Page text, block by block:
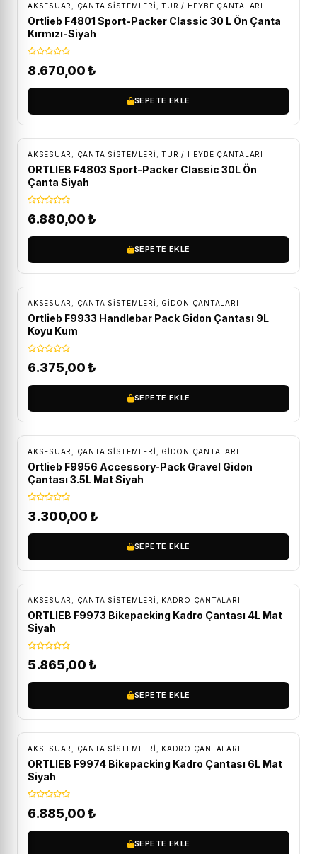
AKSESUAR ÇANTA SISTEMLERI TUR / HEYBE ÇANTALARI
Ortlieb F4801 Sport-Packer Classic 30 L Ön Çanta
Kırmızı-Siyah
8.670,00 ₺
SEPETE EKLE
AKSESUAR ÇANTA SISTEMLERI TUR / HEYBE ÇANTALARI
ORTLIEB F4803 Sport-Packer Classic 30L Ön
Çanta Siyah
6.880,00 ₺
SEPETE EKLE
AKSESUAR ÇANTA SISTEMLERI GIDON ÇANTALARI
Ortlieb F9933 Handlebar Pack Gidon Çantası 9L
Koyu Kum
6.375,00 ₺
SEPETE EKLE
AKSESUAR ÇANTA SISTEMLERI GIDON ÇANTALARI
Ortlieb F9956 Accessory-Pack Gravel Gidon
Çantası 3.5L Mat Siyah
3.300,00 ₺
SEPETE EKLE
AKSESUAR ÇANTA SISTEMLERI KADRO ÇANTALARI
ORTLIEB F9973 Bikepacking Kadro Çantası 4L Mat
Siyah
5.865,00 ₺
SEPETE EKLE
AKSESUAR ÇANTA SISTEMLERI KADRO ÇANTALARI
ORTLIEB F9974 Bikepacking Kadro Çantası 6L Mat
Siyah
6.885,00 ₺
SEPETE EKLE